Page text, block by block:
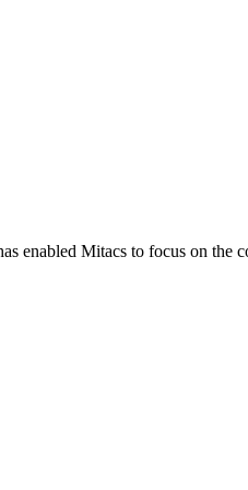
enabled Mitacs to focus on the